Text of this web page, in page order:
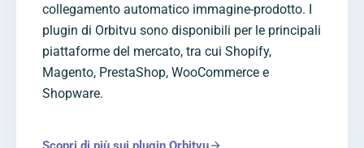
collegamento automatico immagine-prodotto. I
plugin di Orbitvu sono disponibili per le principali
piattaforme del mercato, tra cui Shopify,
Magento, PrestaShop, WooCommerce e
Shopware.